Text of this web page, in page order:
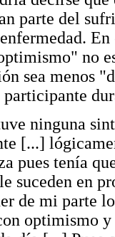
parte del
no
sea menos
participante
ninguna
[...]
pues tenía
suceden en
de mi parte
optimismo y